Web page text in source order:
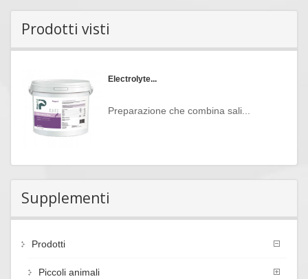
Prodotti visti
Electrolyte...
Preparazione che combina sali...
Supplementi
Prodotti
Piccoli animali